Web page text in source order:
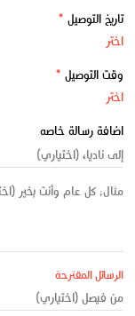
تاريخ التوصيل *
وقت التوصيل *
اضافة رسالة خاصه
الرسائل المقترحة